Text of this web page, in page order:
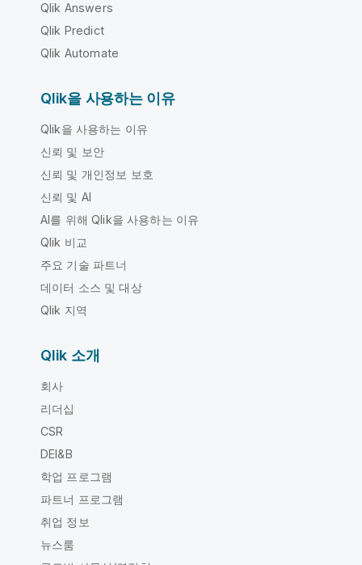
Qlik Answers
Qlik Predict
Qlik Automate
Qlik을 사용하는 이유
Qlik을 사용하는 이유
신뢰 및 보안
신뢰 및 개인정보 보호
신뢰 및 AI
AI를 위해 Qlik을 사용하는 이유
Qlik 비교
주요 기술 파트너
데이터 소스 및 대상
Qlik 지역
Qlik 소개
회사
리더십
CSR
DEI&B
학업 프로그램
파트너 프로그램
취업 정보
뉴스룸